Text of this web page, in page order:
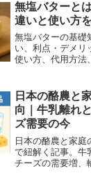
無塩バターと
違いと使い方
無塩バターの基礎
い、利点・デメリ
使い方、代用方法
日本の酪農と
向｜牛乳離れ
ズ需要の今
日本の酪農と家庭
で紐解く記事。牛
チーズの需要増、